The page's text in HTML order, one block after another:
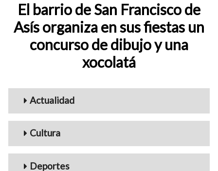
El barrio de San Francisco de
Asís organiza en sus fiestas un
concurso de dibujo y una
xocolatá
Menu_Videos
Actualidad
Cultura
Deportes